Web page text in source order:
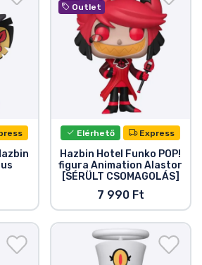
Outlet
Elérhető Express
Hazbin Hotel Funko POP!
figura Animation Alastor
[SÉRÜLT CSOMAGOLÁS]
7 990 Ft